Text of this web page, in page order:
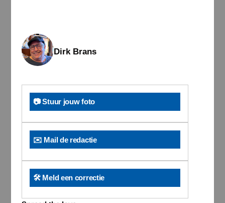
Dirk Brans
📷 Stuur jouw foto
✉️ Mail de redactie
🛠️ Meld een correctie